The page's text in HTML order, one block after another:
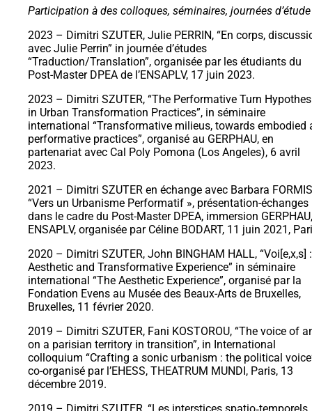
Participation à des colloques, séminaires, journées
2023 – Dimitri SZUTER, Julie PERRIN, “En corps,
avec Julie Perrin” in journée d’études
“Traduction/Translation”, organisée par les étudiants du
Post-Master DPEA de l’ENSAPLV, 17 juin 2023.
2023 – Dimitri SZUTER, “The Performative Turn
in Urban Transformation Practices”, in séminaire
international “Transformative milieus, towards embodied
performative practices”, organisé au GERPHAU, en
partenariat avec Cal Poly Pomona (Los Angeles), 6 avril
2023.
2021 – Dimitri SZUTER en échange avec Barbara
“Vers un Urbanisme Performatif », présentation-échanges
dans le cadre du Post-Master DPEA, immersion GERPHAU,
ENSAPLV, organisée par Céline BODART, 11 juin 2021,
2020 – Dimitri SZUTER, John BINGHAM HALL, “Voi[e,x,s]
Aesthetic and Transformative Experience” in séminaire
international “The Aesthetic Experience”, organisé par la
Fondation Evens au Musée des Beaux-Arts de Bruxelles,
Bruxelles, 11 février 2020.
2019 – Dimitri SZUTER, Fani KOSTOROU, “The voice of
on a parisian territory in transition”, in International
colloquium “Crafting a sonic urbanism : the political
co-organisé par l’EHESS, THEATRUM MUNDI, Paris, 13
décembre 2019.